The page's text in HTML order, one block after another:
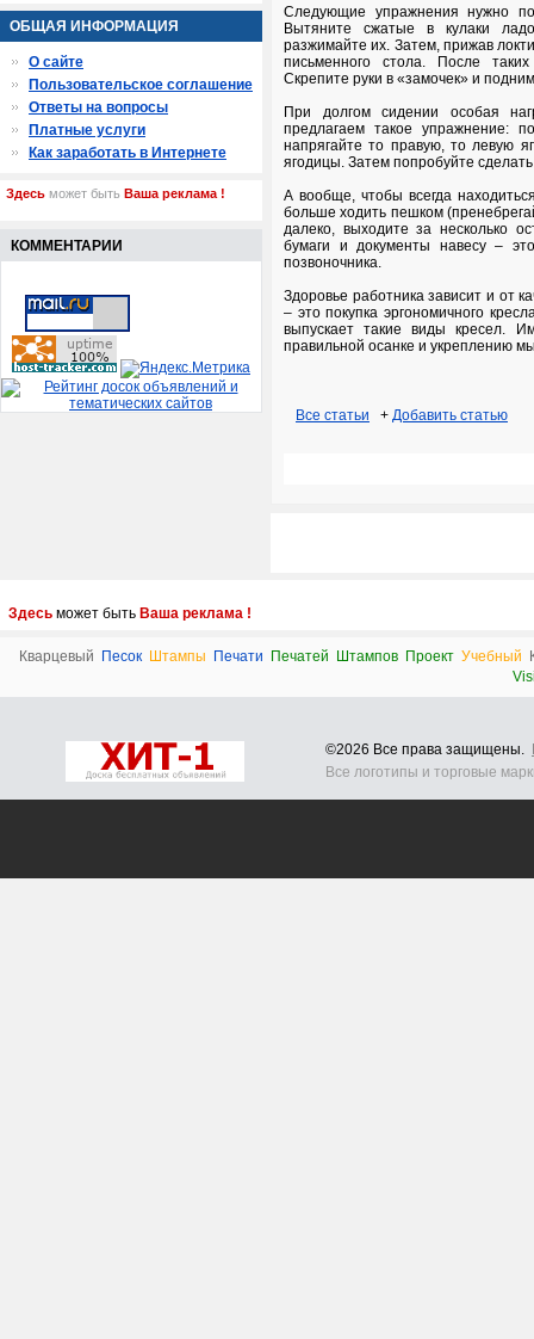
Следующие упражнения нужно
Вытяните сжатые в кулаки
разжимайте их. Затем, прижав
письменного стола. После
Скрепите руки в «замочек» и
При долгом сидении особая
предлагаем такое упражнение:
напрягайте то правую, то левую
ягодицы. Затем попробуйте
А вообще, чтобы всегда
больше ходить пешком
далеко, выходите за несколько
бумаги и документы навесу –
позвоночника.
Здоровье работника зависит и от
– это покупка эргономичного
выпускает такие виды кресел.
правильной осанке и укреплению
Все статьи + Добавить статью
ОБЩАЯ ИНФОРМАЦИЯ
О сайте
Пользовательское соглашение
Ответы на вопросы
Платные услуги
Как заработать в Интернете
Здесь может быть Ваша реклама !
КОММЕНТАРИИ
Здесь может быть Ваша реклама !
Кварцевый Песок Штампы Печати Печатей Штампов Проект Учебный
©2026 Все права защищены.
Все логотипы и торговые